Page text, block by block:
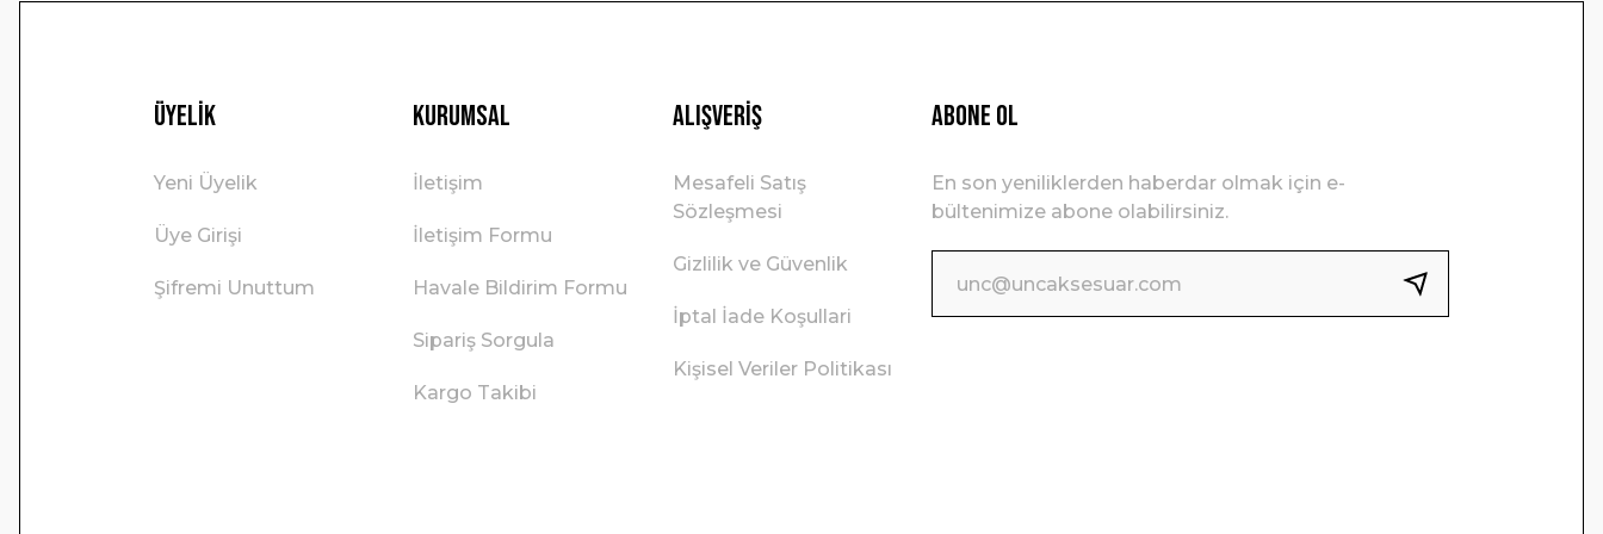
Üyelik
Yeni Üyelik
Üye Girişi
Şifremi Unuttum
Kurumsal
İletişim
İletişim Formu
Havale Bildirim Formu
Sipariş Sorgula
Kargo Takibi
Alışveriş
Mesafeli Satış
Sözleşmesi
Gizlilik ve Güvenlik
İptal İade Koşullari
Kişisel Veriler Politikası
ABONE OL
En son yeniliklerden haberdar olmak için e-
bültenimize abone olabilirsiniz.